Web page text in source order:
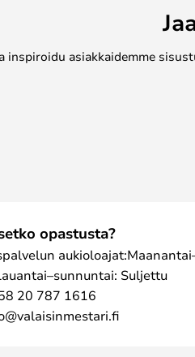
inspiroidu asiakkaidemme
opastusta?
Suljettu
20 787 1616